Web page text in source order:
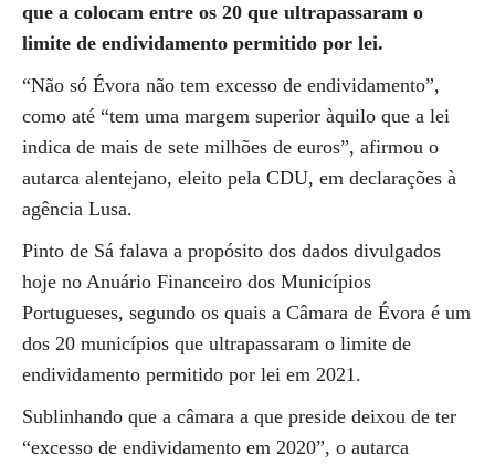
que a colocam entre os 20 que ultrapassaram o
limite de endividamento permitido por lei.
“Não só Évora não tem excesso de endividamento”,
como até “tem uma margem superior àquilo que a lei
indica de mais de sete milhões de euros”, afirmou o
autarca alentejano, eleito pela CDU, em declarações à
agência Lusa.
Pinto de Sá falava a propósito dos dados divulgados
hoje no Anuário Financeiro dos Municípios
Portugueses, segundo os quais a Câmara de Évora é um
dos 20 municípios que ultrapassaram o limite de
endividamento permitido por lei em 2021.
Sublinhando que a câmara a que preside deixou de ter
“excesso de endividamento em 2020”, o autarca